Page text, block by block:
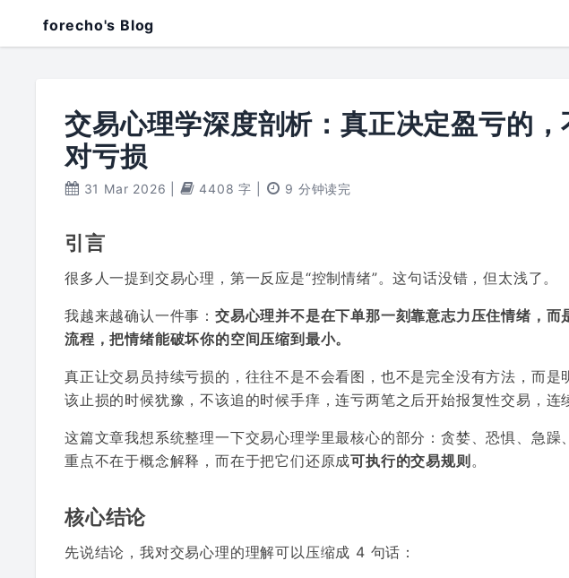
forecho's Blog
交易心理学深度剖析：真正决定盈亏的
对亏损
31 Mar 2026 4408 字 9 分钟读完
引言
很多人一提到交易心理，第一反应是“控制情绪”。这句话没错，但太浅了。
我越来越确认一件事： 交易心理并不是在下单那一刻靠意志力压住情绪，
流程，把情绪能破坏你的空间压缩到最小。
真正让交易员持续亏损的，往往不是不会看图，也不是完全没有方法，而是
该止损的时候犹豫，不该追的时候手痒，连亏两笔之后开始报复性交易，连
这篇文章我想系统整理一下交易心理学里最核心的部分：贪婪、恐惧、急躁
重点不在于概念解释，而在于把它们还原成可执行的交易规则 。
核心结论
先说结论，我对交易心理的理解可以压缩成 4 句话：